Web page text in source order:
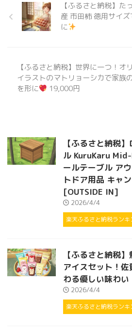
【ふるさと納税】た
産 市田柿 徳用サイ
に
【ふるさと納税】世界に一つ！オ
イラストのマトリョーシカで家族
を形に
19,000円
【ふるさと納税
ル KuruKaru
ールテーブル ア
トドア用品 キャ
[OUTSIDE IN]
2026/4/4
楽天ふるさと納税ランキ
【ふるさと納税
アイスセット！
わる優しい味わい
2026/4/4
楽天ふるさと納税ランキ